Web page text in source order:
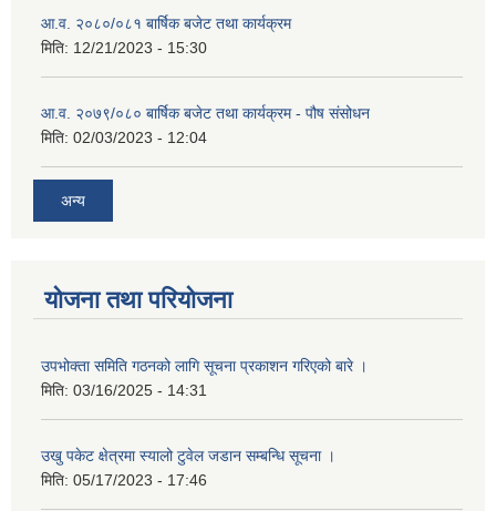
आ.व. २०८०/०८१ बार्षिक बजेट तथा कार्यक्रम
मिति: 12/21/2023 - 15:30
आ.व. २०७९/०८० बार्षिक बजेट तथा कार्यक्रम - पौष संसोधन
मिति: 02/03/2023 - 12:04
अन्य
योजना तथा परियोजना
उपभोक्ता समिति गठनको लागि सूचना प्रकाशन गरिएको बारे ।
मिति: 03/16/2025 - 14:31
उखु पकेट क्षेत्रमा स्यालो टुवेल जडान सम्बन्धि सूचना ।
मिति: 05/17/2023 - 17:46